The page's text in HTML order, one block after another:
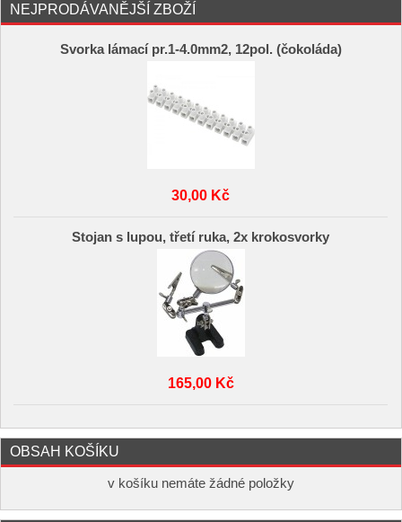
NEJPRODÁVANĚJŠÍ ZBOŽÍ
Svorka lámací pr.1-4.0mm2, 12pol. (čokoláda)
30,00 Kč
Stojan s lupou, třetí ruka, 2x krokosvorky
165,00 Kč
OBSAH KOŠÍKU
v košíku nemáte žádné položky